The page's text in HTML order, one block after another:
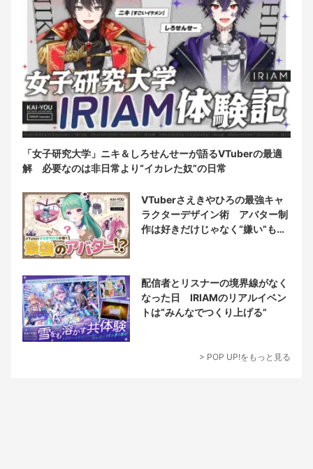
「女子研究大学」ニキ＆しろせんせーが語るVTuberの最適
解 必要なのは非日常より“イカレた奴”の日常
VTuberさえきやひろの最強キャ
ラクターデザイン術 アバター制
作は好きだけじゃなく“嫌い”もブ
配信者とリスナーの境界線がなく
なった日 IRIAMのリアルイベン
トは“みんなでつくり上げる”
> POP UP!をもっと見る